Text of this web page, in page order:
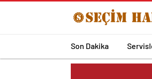
Son Dakika